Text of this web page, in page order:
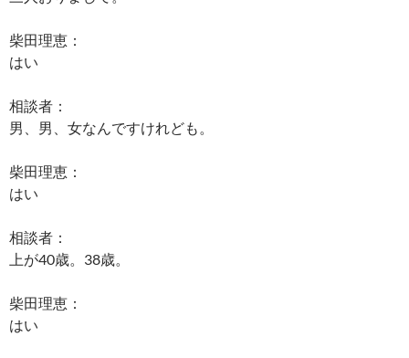
柴田理恵：
はい
相談者：
男、男、女なんですけれども。
柴田理恵：
はい
相談者：
上が40歳。38歳。
柴田理恵：
はい